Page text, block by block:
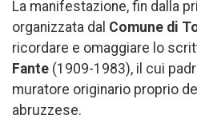
La manifestazione, fin dalla
organizzata dal Comune di
ricordare e omaggiare lo
Fante (1909-1983), il cui
muratore originario proprio
abruzzese.